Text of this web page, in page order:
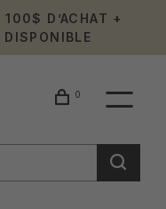
D’ACHAT +
0